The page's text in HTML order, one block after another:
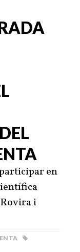
en
i